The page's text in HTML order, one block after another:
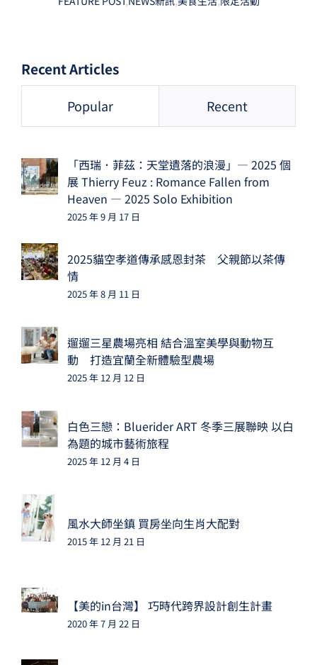
Recent Articles
Popular Recent
「西瑞．菲茲：天堂遺落的浪漫」— 2025 個
展 Thierry Feuz : Romance Fallen from
Heaven — 2025 Solo Exhibition
2025 年 9 月 17 日
2025貓空孝道傳承感恩封茶 父親節以茶傳
情
2025 年 8 月 11 日
遛遛三星農場亮相 結合溫室美學與動物互
動 打造宜蘭全新體驗型農場
2025 年 12 月 12 日
白色三戀：Bluerider ART 冬季三展聯映 以白
為題的城市藝術旅程
2025 年 12 月 4 日
風水大師坐鎮 買房坐向生肖大配對
2015 年 12 月 21 日
【美的in台灣】 巧時代跨界設計創生計畫
2020 年 7 月 22 日